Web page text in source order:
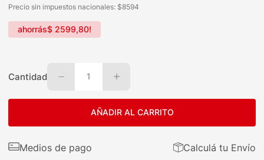
Precio sin impuestos nacionales: $8594
ahorrás$ 2599,80!
Cantidad 1
AÑADIR AL CARRITO
Medios de pago Calculá tu Envío